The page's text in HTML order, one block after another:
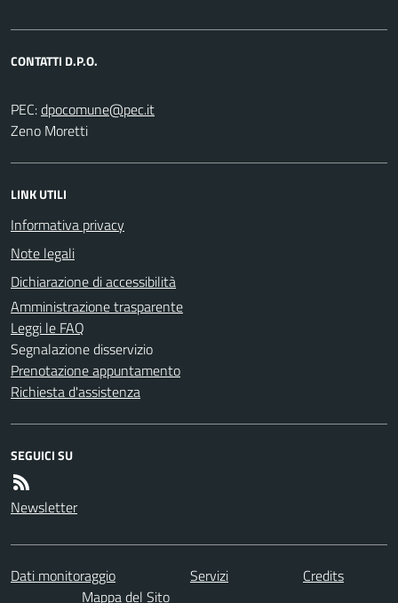
CONTATTI D.P.O.
PEC:
Zeno Moretti
LINK UTILI
Informativa privacy
Note legali
Dichiarazione di accessibilità
Amministrazione trasparente
Leggi le FAQ
Segnalazione disservizio
Prenotazione appuntamento
Richiesta d'assistenza
SEGUICI SU
Newsletter
Dati monitoraggio Servizi
Credits
Mappa del Sito